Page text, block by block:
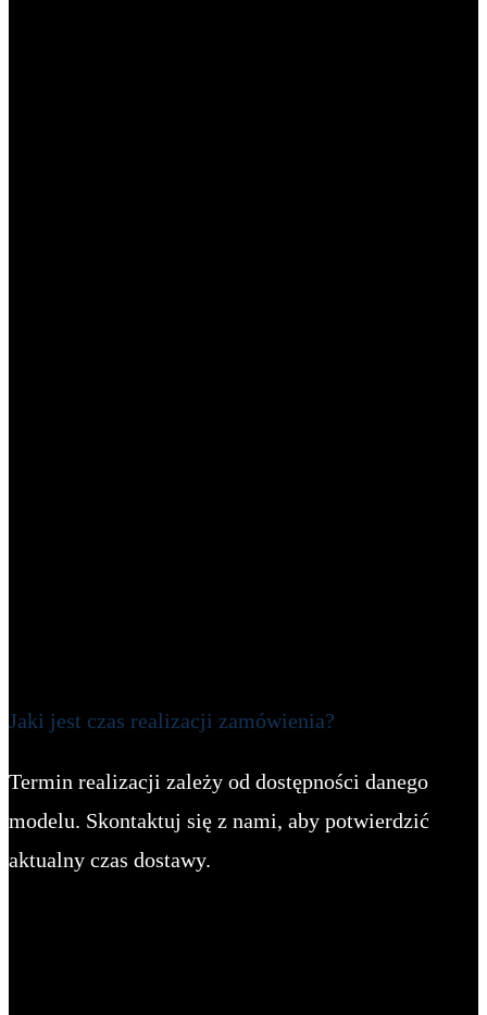
Jaki jest czas realizacji zamówienia?
Termin realizacji zależy od dostępności danego
modelu. Skontaktuj się z nami, aby potwierdzić
aktualny czas dostawy.